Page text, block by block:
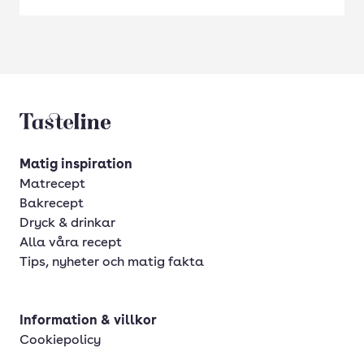
Tasteline startsida
Matig inspiration
Matrecept
Bakrecept
Dryck & drinkar
Alla våra recept
Tips, nyheter och matig fakta
Information & villkor
Cookiepolicy